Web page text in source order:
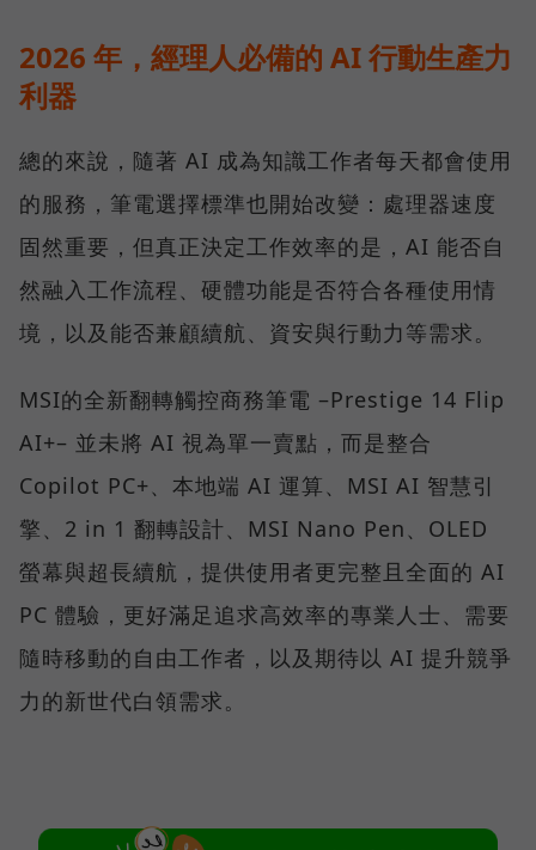
2026 年，經理人必備的 AI 行動生產力
利器
總的來說，隨著 AI 成為知識工作者每天都會使用
的服務，筆電選擇標準也開始改變：處理器速度
固然重要，但真正決定工作效率的是，AI 能否自
然融入工作流程、硬體功能是否符合各種使用情
境，以及能否兼顧續航、資安與行動力等需求。
MSI的全新翻轉觸控商務筆電 –Prestige 14 Flip
AI+– 並未將 AI 視為單一賣點，而是整合
Copilot PC+、本地端 AI 運算、MSI AI 智慧引
擎、2 in 1 翻轉設計、MSI Nano Pen、OLED
螢幕與超長續航，提供使用者更完整且全面的 AI
PC 體驗，更好滿足追求高效率的專業人士、需要
隨時移動的自由工作者，以及期待以 AI 提升競爭
力的新世代白領需求。